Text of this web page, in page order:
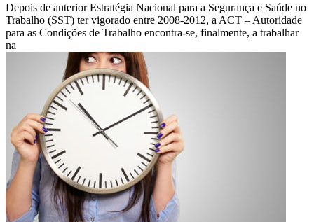
Depois de anterior Estratégia Nacional para a Segurança e Saúde no
Trabalho (SST) ter vigorado entre 2008-2012, a ACT – Autoridade
para as Condições de Trabalho encontra-se, finalmente, a trabalhar
na